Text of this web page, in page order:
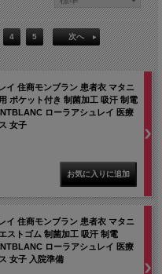
4 5 次へ
イ 住商モンブラン 患者衣 マタニ
ポケット付き 制菌加工 吸汗 制電
ローラアシュレイ 医療
女子
イ 住商モンブラン 患者衣 マタニ
ストゴム 制菌加工 吸汗 制電
ローラアシュレイ 医療
女子 入院準備